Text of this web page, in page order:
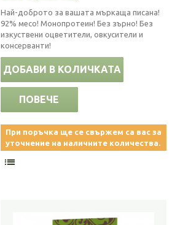
Най-доброто за вашата мъркаща писана!
92% месо! Монопротеин! Без зърно! Без
изкуствени оцветители, овкусители и
консерванти!
ДОБАВИ В КОЛИЧКАТА
ПОВЕЧЕ
При поръчка ще се свържем са вас за
уточнение на наличните количества.